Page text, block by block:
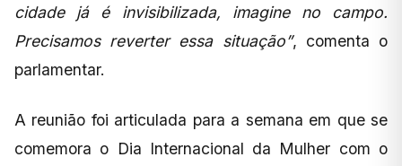
cidade já é invisibilizada, imagine no campo.
Precisamos reverter essa situação”, comenta o
parlamentar.
A reunião foi articulada para a semana em que se
comemora o Dia Internacional da Mulher com o